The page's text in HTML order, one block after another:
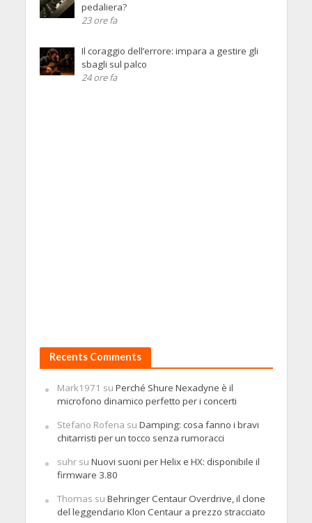
pedaliera?
23 ore fa
Il coraggio dell’errore: impara a gestire gli
sbagli sul palco
24 ore fa
Recents Comments
Mark1971 su Perché Shure Nexadyne è il
microfono dinamico perfetto per i concerti
Stefano Rofena su Damping: cosa fanno i bravi
chitarristi per un tocco senza rumoracci
suhrsu Nuovi suoni per Helix e HX: disponibile il
firmware 3.80
Thomas su Behringer Centaur Overdrive, il clone
del leggendario Klon Centaur a prezzo stracciato